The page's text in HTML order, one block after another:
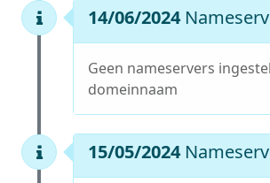
14/06/2024
Geen nameservers
domeinnaam
15/05/2024